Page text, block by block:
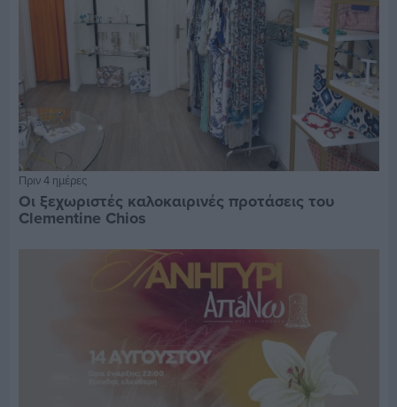
Πριν 4 ημέρες
Οι ξεχωριστές καλοκαιρινές προτάσεις του
Clementine Chios